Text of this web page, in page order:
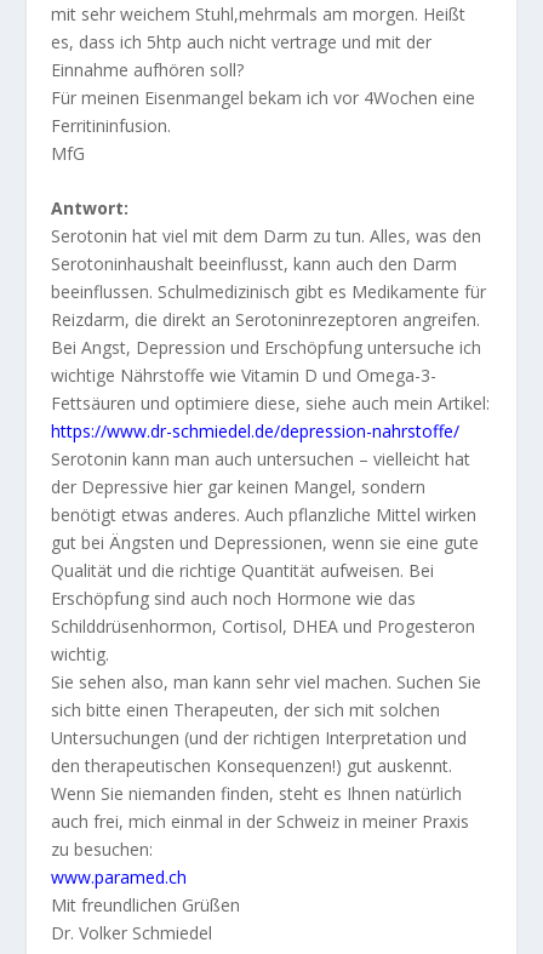
mit sehr weichem Stuhl,mehrmals am morgen. Heißt
es, dass ich 5htp auch nicht vertrage und mit der
Einnahme aufhören soll?
Für meinen Eisenmangel bekam ich vor 4Wochen eine
Ferritininfusion.
MfG
Antwort:
Serotonin hat viel mit dem Darm zu tun. Alles, was den
Serotoninhaushalt beeinflusst, kann auch den Darm
beeinflussen. Schulmedizinisch gibt es Medikamente für
Reizdarm, die direkt an Serotoninrezeptoren angreifen.
Bei Angst, Depression und Erschöpfung untersuche ich
wichtige Nährstoffe wie Vitamin D und Omega-3-
Fettsäuren und optimiere diese, siehe auch mein Artikel:
https://www.dr-schmiedel.de/depression-nahrstoffe/
Serotonin kann man auch untersuchen – vielleicht hat
der Depressive hier gar keinen Mangel, sondern
benötigt etwas anderes. Auch pflanzliche Mittel wirken
gut bei Ängsten und Depressionen, wenn sie eine gute
Qualität und die richtige Quantität aufweisen. Bei
Erschöpfung sind auch noch Hormone wie das
Schilddrüsenhormon, Cortisol, DHEA und Progesteron
wichtig.
Sie sehen also, man kann sehr viel machen. Suchen Sie
sich bitte einen Therapeuten, der sich mit solchen
Untersuchungen (und der richtigen Interpretation und
den therapeutischen Konsequenzen!) gut auskennt.
Wenn Sie niemanden finden, steht es Ihnen natürlich
auch frei, mich einmal in der Schweiz in meiner Praxis
zu besuchen:
www.paramed.ch
Mit freundlichen Grüßen
Dr. Volker Schmiedel